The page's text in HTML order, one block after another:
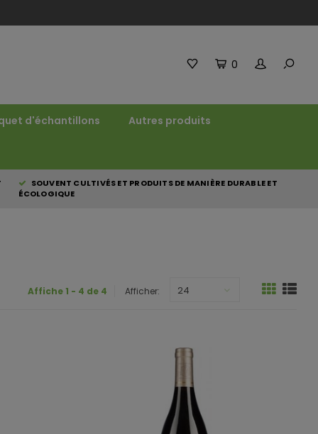
0
d'échantillons Autres produits
SOUVENT CULTIVÉS ET PRODUITS DE MANIÈRE DURABLE ET
ÉCOLOGIQUE
Affiche 1 - 4 de 4 Afficher: 24